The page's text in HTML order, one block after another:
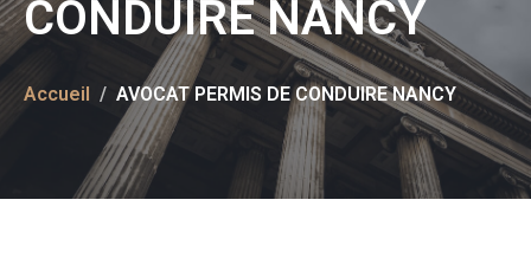
CONDUIRE NANCY
Accueil AVOCAT PERMIS DE CONDUIRE NANCY